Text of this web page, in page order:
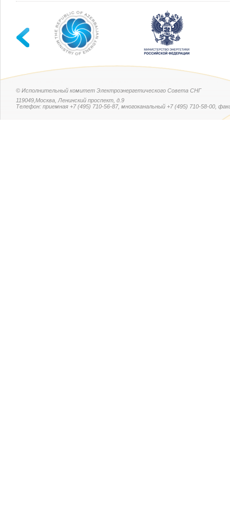
© Исполнительный комитет Электроэнергетического Совета СНГ
119049,Москва, Ленинский проспект, д.9
Телефон: приемная +7 (495) 710-56-87, многоканальный +7 (495) 710-58-00,